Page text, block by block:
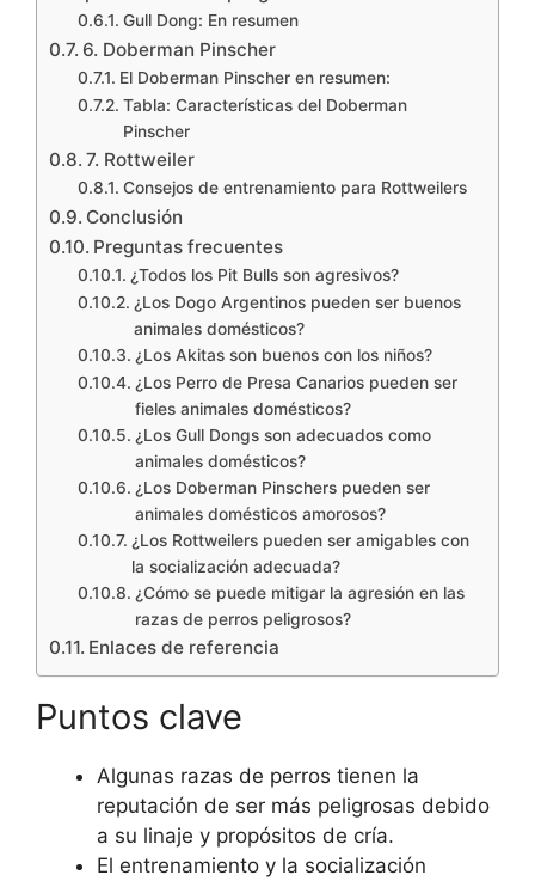
Gull Dong: En resumen
6. Doberman Pinscher
El Doberman Pinscher en resumen:
Tabla: Características del Doberman
Pinscher
7. Rottweiler
Consejos de entrenamiento para Rottweilers
Conclusión
Preguntas frecuentes
¿Todos los Pit Bulls son agresivos?
¿Los Dogo Argentinos pueden ser buenos
animales domésticos?
¿Los Akitas son buenos con los niños?
¿Los Perro de Presa Canarios pueden ser
fieles animales domésticos?
¿Los Gull Dongs son adecuados como
animales domésticos?
¿Los Doberman Pinschers pueden ser
animales domésticos amorosos?
¿Los Rottweilers pueden ser amigables con
la socialización adecuada?
¿Cómo se puede mitigar la agresión en las
razas de perros peligrosos?
Enlaces de referencia
Puntos clave
Algunas razas de perros tienen la
reputación de ser más peligrosas debido
a su linaje y propósitos de cría.
El entrenamiento y la socialización